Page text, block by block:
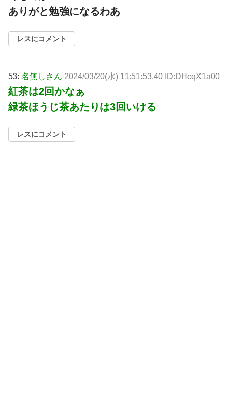
ありがと勉強になるわあ
レスにコメント
53: 名無しさん 2024/03/20(水) 11:51:53.40 ID:DHcqX1a00
紅茶は2回かなぁ
緑茶ほうじ茶あたりは3回いける
レスにコメント